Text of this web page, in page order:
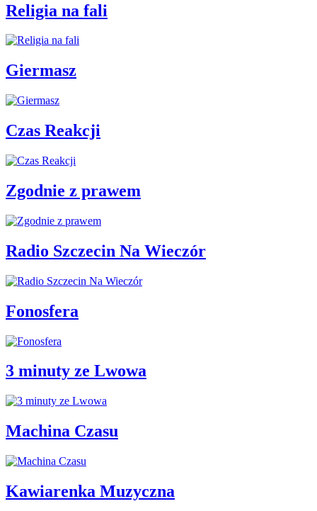
Religia na fali
Giermasz
Czas Reakcji
Zgodnie z prawem
Radio Szczecin Na Wieczór
Fonosfera
3 minuty ze Lwowa
Machina Czasu
Kawiarenka Muzyczna